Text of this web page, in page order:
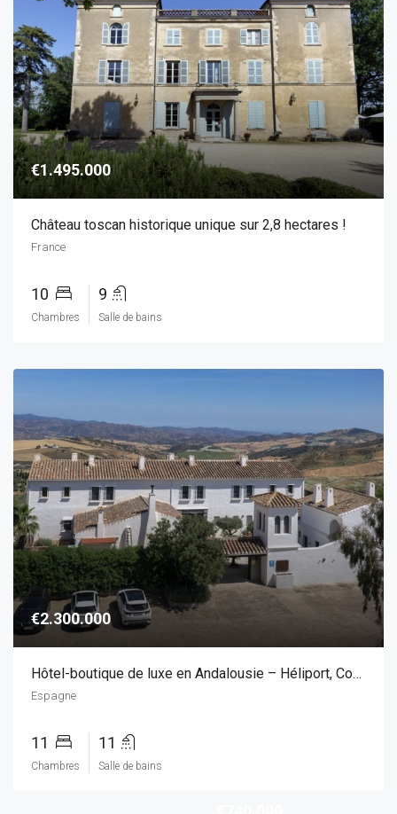
€1.495.000
Château toscan historique unique sur 2,8 hectares !
France
10
Chambres
9
Salle de bains
€2.300.000
Hôtel-boutique de luxe en Andalousie – Héliport, Court de tennis & Piscine chauffée
Espagne
11
Chambres
11
Salle de bains